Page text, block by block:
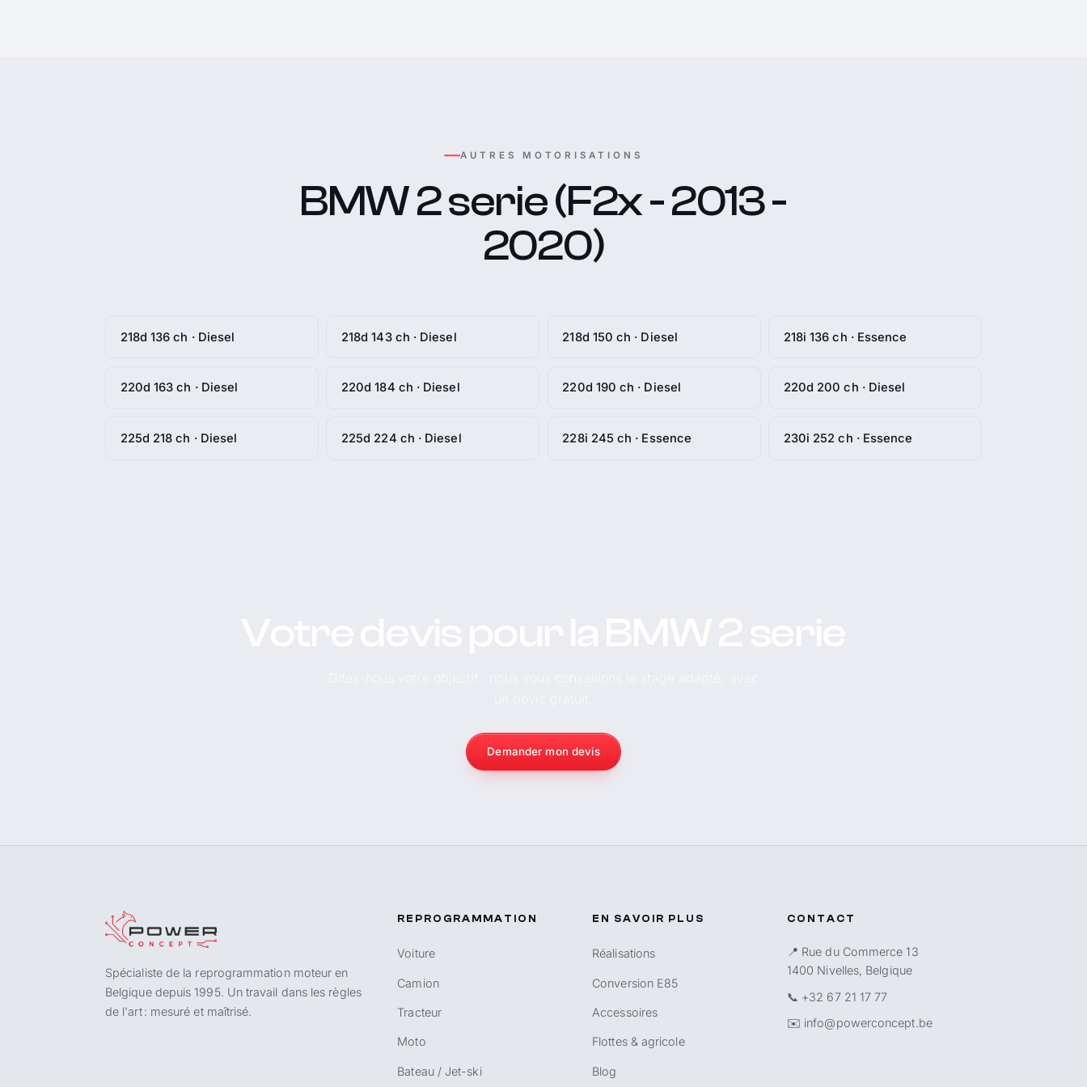
AUTRES MOTORISATIONS
BMW 2 serie (F2x - 2013 -
2020)
218d 136 ch · Diesel 218d 143 ch · Diesel 218d 150 ch · Diesel 218i 136 ch · Essence
220d 163 ch · Diesel 220d 184 ch · Diesel 220d 190 ch · Diesel 220d 200 ch · Diesel
225d 218 ch · Diesel 225d 224 ch · Diesel 228i 245 ch · Essence 230i 252 ch · Essence
Demander mon devis
Spécialiste de la reprogrammation moteur en
Belgique depuis 1995. Un travail dans les règles
de l'art : mesuré et maîtrisé.
REPROGRAMMATION
Voiture
Camion
Tracteur
Moto
Bateau / Jet-ski
EN SAVOIR PLUS
Réalisations
Conversion E85
Accessoires
Flottes & agricole
Blog
CONTACT
📍 Rue du Commerce 13
1400 Nivelles, Belgique
📞 +32 67 21 17 77
✉️ info@powerconcept.be